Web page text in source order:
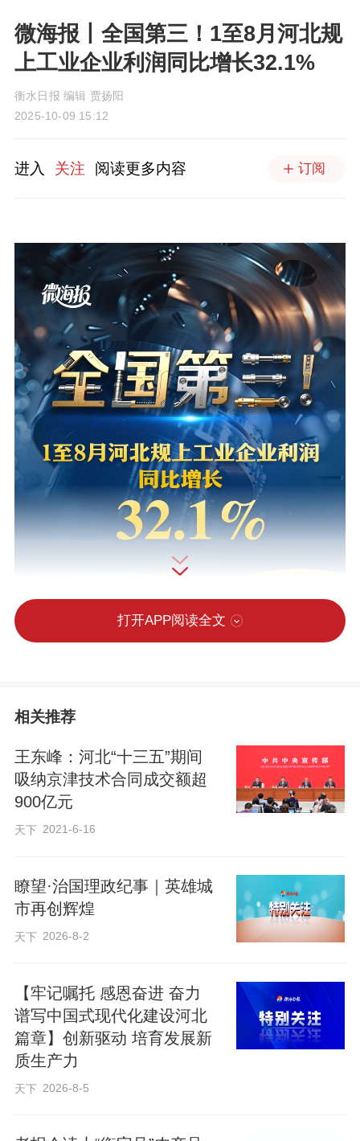
微海报丨全国第三！1至8月河北规
上工业企业利润同比增长32.1%
衡水日报 编辑 贾扬阳
2025-10-09 15:12
进入 关注 阅读更多内容 订阅
打开APP阅读全文
相关推荐
王东峰：河北“十三五”期间
吸纳京津技术合同成交额超
900亿元
天下 2021-6-16
瞭望·治国理政纪事｜英雄城
市再创辉煌
天下 2026-8-2
【牢记嘱托 感恩奋进 奋力
谱写中国式现代化建设河北
篇章】创新驱动 培育发展新
质生产力
天下 2026-8-5